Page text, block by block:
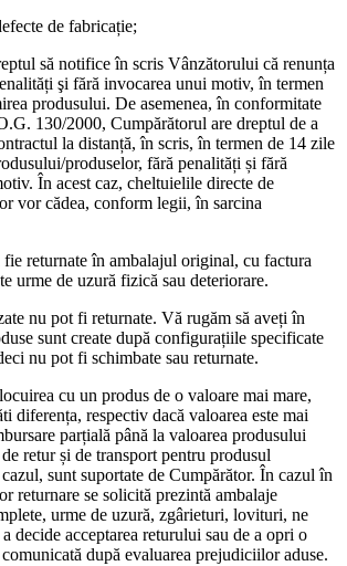
de fabricație;
să notifice în scris Vânzătorului că renunța
şi fără invocarea unui motiv, în termen
produsului. De asemenea, în conformitate
130/2000, Cumpărătorul are dreptul de a
la distanță, în scris, în termen de 14 zile
produselor, fără penalități și fără
În acest caz, cheltuielile directe de
vor cădea, conform legii, în sarcina
fie returnate în ambalajul original, cu factura
urme de uzură fizică sau deteriorare.
nu pot fi returnate. Vă rugăm să aveți în
sunt create după configurațiile specificate
nu pot fi schimbate sau returnate.
cu un produs de o valoare mai mare,
diferența, respectiv dacă valoarea este mai
parțială până la valoarea produsului
retur și de transport pentru produsul
sunt suportate de Cumpărător. În cazul în
returnare se solicită prezintă ambalaje
urme de uzură, zgârieturi, lovituri, ne
decide acceptarea returului sau de a opri o
după evaluarea prejudiciilor aduse.